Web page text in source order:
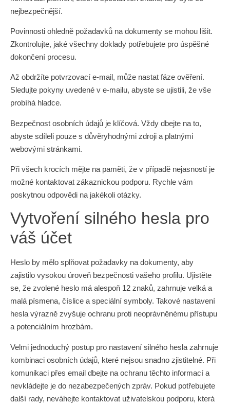
nejbezpečnější.
Povinnosti ohledně požadavků na dokumenty se mohou lišit.
Zkontrolujte, jaké všechny doklady potřebujete pro úspěšné
dokončení procesu.
Až obdržíte potvrzovací e-mail, může nastat fáze ověření.
Sledujte pokyny uvedené v e-mailu, abyste se ujistili, že vše
probíhá hladce.
Bezpečnost osobních údajů je klíčová. Vždy dbejte na to,
abyste sdíleli pouze s důvěryhodnými zdroji a platnými
webovými stránkami.
Při všech krocích mějte na paměti, že v případě nejasností je
možné kontaktovat zákaznickou podporu. Rychle vám
poskytnou odpovědi na jakékoli otázky.
Vytvoření silného hesla pro
váš účet
Heslo by mělo splňovat požadavky na dokumenty, aby
zajistilo vysokou úroveň bezpečnosti vašeho profilu. Ujistěte
se, že zvolené heslo má alespoň 12 znaků, zahrnuje velká a
malá písmena, číslice a speciální symboly. Takové nastavení
hesla výrazně zvyšuje ochranu proti neoprávněnému přístupu
a potenciálním hrozbám.
Velmi jednoduchý postup pro nastavení silného hesla zahrnuje
kombinaci osobních údajů, které nejsou snadno zjistitelné. Při
komunikaci přes email dbejte na ochranu těchto informací a
nevkládejte je do nezabezpečených zpráv. Pokud potřebujete
další rady, neváhejte kontaktovat uživatelskou podporu, která